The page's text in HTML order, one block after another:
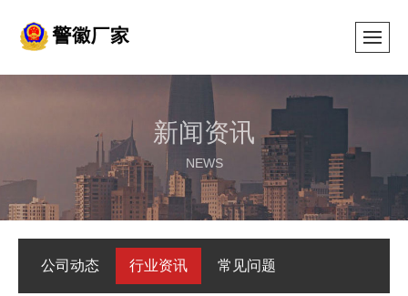
新闻资讯
NEWS
公司动态 行业资讯 常见问题